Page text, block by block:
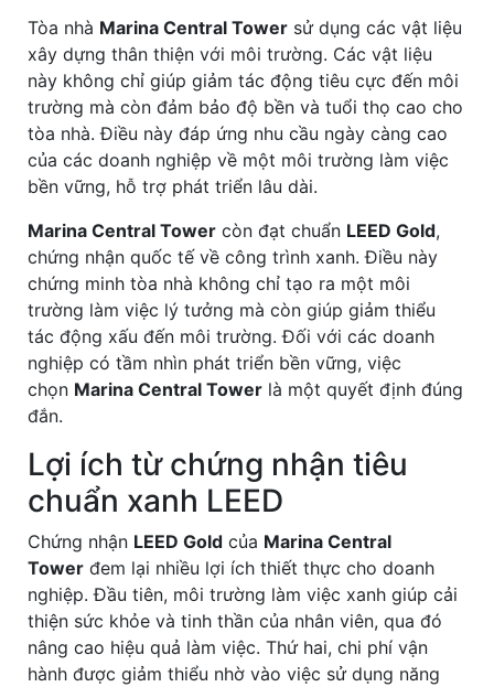
Tòa nhà Marina Central Tower sử dụng các vật liệu
xây dựng thân thiện với môi trường. Các vật liệu
này không chỉ giúp giảm tác động tiêu cực đến môi
trường mà còn đảm bảo độ bền và tuổi thọ cao cho
tòa nhà. Điều này đáp ứng nhu cầu ngày càng cao
của các doanh nghiệp về một môi trường làm việc
bền vững, hỗ trợ phát triển lâu dài.
Marina Central Tower còn đạt chuẩn LEED Gold,
chứng nhận quốc tế về công trình xanh. Điều này
chứng minh tòa nhà không chỉ tạo ra một môi
trường làm việc lý tưởng mà còn giúp giảm thiểu
tác động xấu đến môi trường. Đối với các doanh
nghiệp có tầm nhìn phát triển bền vững, việc
chọn Marina Central Tower là một quyết định đúng
đắn.
Lợi ích từ chứng nhận tiêu
chuẩn xanh LEED
Chứng nhận LEED Gold của Marina Central
Tower đem lại nhiều lợi ích thiết thực cho doanh
nghiệp. Đầu tiên, môi trường làm việc xanh giúp cải
thiện sức khỏe và tinh thần của nhân viên, qua đó
nâng cao hiệu quả làm việc. Thứ hai, chi phí vận
hành được giảm thiểu nhờ vào việc sử dụng năng